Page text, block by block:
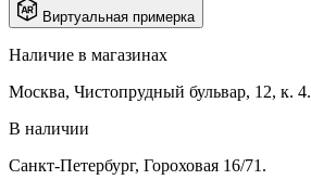
Виртуальная примерка
Наличие в магазинах
Москва, Чистопрудный бульвар, 12, к. 4.
В наличии
Санкт-Петербург, Гороховая 16/71.